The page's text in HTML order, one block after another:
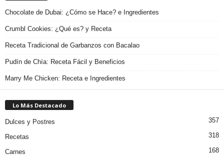
Chocolate de Dubai: ¿Cómo se Hace? e Ingredientes
Crumbl Cookies: ¿Qué es? y Receta
Receta Tradicional de Garbanzos con Bacalao
Pudín de Chía: Receta Fácil y Beneficios
Marry Me Chicken: Receta e Ingredientes
Lo Más Destacado
Dulces y Postres 357
Recetas 318
Carnes 168